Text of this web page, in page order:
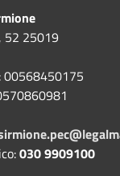
52 25019
00568450175
030 9909100